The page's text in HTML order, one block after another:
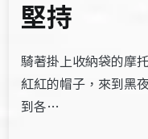
堅持
騎著掛上收納袋的摩
紅紅的帽子，來到黑
到各…